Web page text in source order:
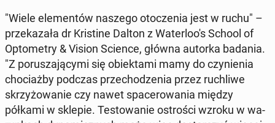
"Wiele ele­men­tów naszego oto­cze­nia jest w ruchu" –
prze­ka­za­ła dr Kri­sti­ne Dalton z Wa­ter­lo­o's School of
Opto­me­try & Vision Science, główna autorka badania.
"Z po­ru­sza­ją­cy­mi się obiek­ta­mi mamy do czy­nie­nia
cho­ciaż­by podczas prze­cho­dze­nia przez ru­chli­we
skrzy­żo­wa­nie czy nawet spa­ce­ro­wa­nia między
półkami w sklepie. Te­sto­wa­nie ostro­ści wzroku w wa­